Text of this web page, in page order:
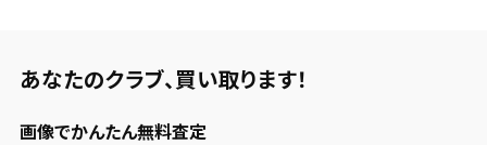
あなたのクラブ、 買い取ります！
画像でかんたん無料査定